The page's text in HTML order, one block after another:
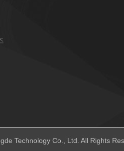
Technology Co., Ltd. All Rights